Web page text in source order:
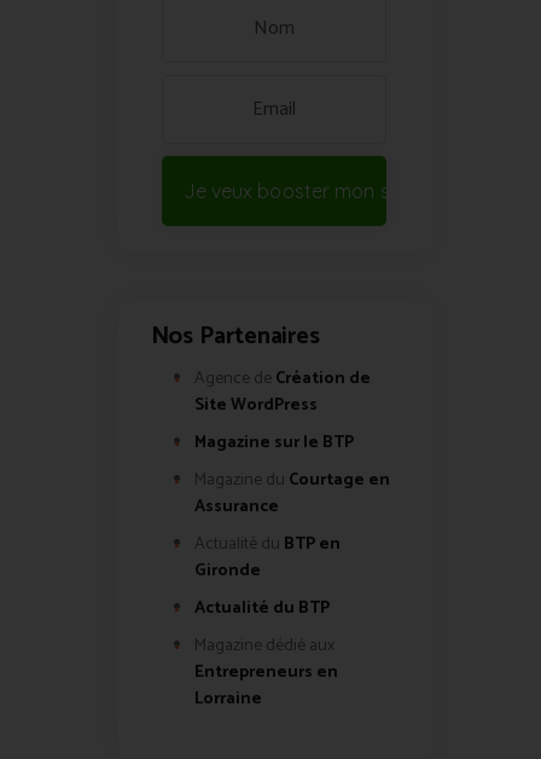
Je veux booster mon site !
Nos Partenaires
Agence de Création de
Site WordPress
Magazine sur le BTP
Magazine du Courtage en
Assurance
Actualité du BTP en
Gironde
Actualité du BTP
Magazine dédié aux
Entrepreneurs en
Lorraine